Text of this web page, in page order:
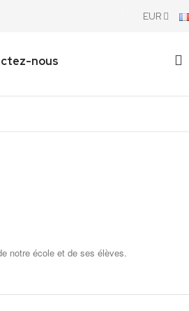
EUR
nous
notre école et de ses élèves.